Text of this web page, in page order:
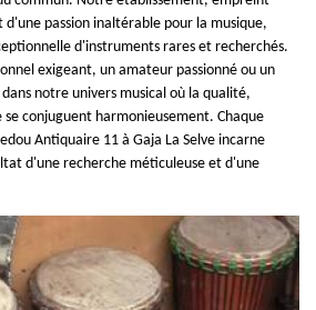
passion inaltérable pour la musique,
d'instruments rares et recherchés.
exigeant, un amateur passionné ou un
notre univers musical où la qualité,
conjuguent harmonieusement. Chaque
Antiquaire 11 à Gaja La Selve incarne
d'une recherche méticuleuse et d'une